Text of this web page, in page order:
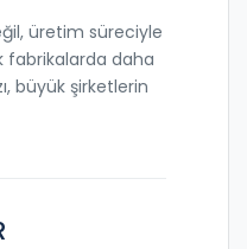
üretim süreciyle
fabrikalarda daha
büyük şirketlerin